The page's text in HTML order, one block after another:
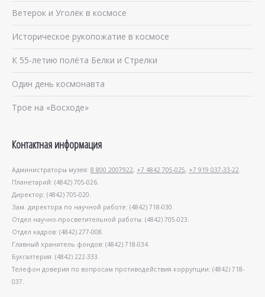
Ветерок и Уголёк в космосе
Историческое рукопожатие в космосе
К 55-летию полёта Белки и Стрелки
Один день космонавта
Трое на «Восходе»
Контактная информация
Администраторы музея: 8 800 2007922, +7 4842 705-025, +7 919 037-33-22.
Планетарий: (4842) 705-026.
Директор: (4842) 705-020.
Зам. директора по научной работе: (4842) 718-030.
Отдел научно-просветительной работы: (4842) 705-023.
Отдел кадров: (4842) 277-008.
Главный хранитель фондов: (4842) 718-034.
Бухгалтерия: (4842) 222-333.
Телефон доверия по вопросам противодействия коррупции: (4842) 718-
037.